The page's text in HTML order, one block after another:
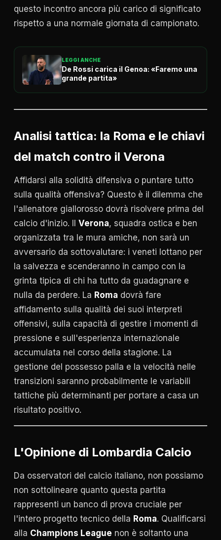
questo incontro ancora più carico di significato
rispetto a una normale giornata di campionato.
LEGGI ANCHE
De Rossi carica il Genoa: «Faremo una
grande partita»
Analisi tattica: la Roma e le chiavi
del match contro il Verona
Affidarsi alla solidità difensiva o puntare tutto
sulla qualità offensiva? Questo è il dilemma che
l'allenatore giallorosso dovrà risolvere prima del
calcio d'inizio. Il Verona, squadra ostica e ben
organizzata tra le mura amiche, non sarà un
avversario da sottovalutare: i veneti lottano per
la salvezza e scenderanno in campo con la
grinta tipica di chi ha tutto da guadagnare e
nulla da perdere. La Roma dovrà fare
affidamento sulla qualità dei suoi interpreti
offensivi, sulla capacità di gestire i momenti di
pressione e sull'esperienza internazionale
accumulata nel corso della stagione. La
gestione del possesso palla e la velocità nelle
transizioni saranno probabilmente le variabili
tattiche più determinanti per portare a casa un
risultato positivo.
L'Opinione di Lombardia Calcio
Da osservatori del calcio italiano, non possiamo
non sottolineare quanto questa partita
rappresenti un banco di prova cruciale per
l'intero progetto tecnico della Roma. Qualificarsi
alla Champions League non è soltanto una